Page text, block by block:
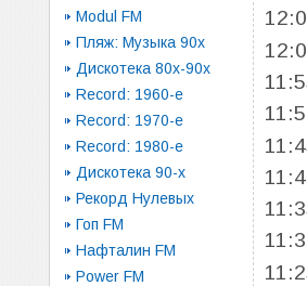
Modul FM
Пляж: Музыка 90х
Дискотека 80х-90х
Record: 1960-e
Record: 1970-e
Record: 1980-e
Дискотека 90-х
Рекорд Нулевых
Гоп FM
Нафталин FM
Power FM